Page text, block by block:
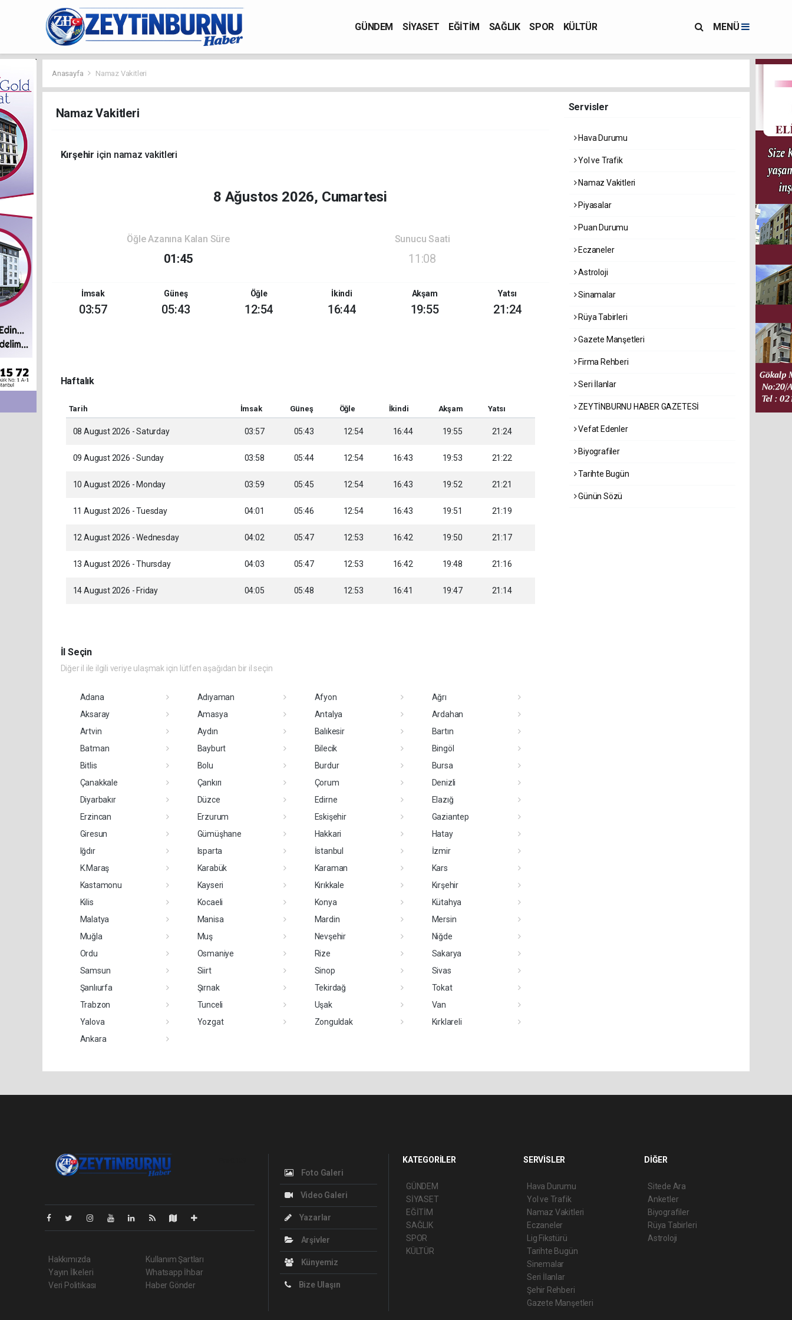
GÜNDEM SİYASET EĞİTİM SAĞLIK SPOR KÜLTÜR MENÜ
Anasayfa Namaz Vakitleri
Namaz Vakitleri
Kırşehir için namaz vakitleri
8 Ağustos 2026, Cumartesi
Öğle Azanına Kalan Süre
01:45
Sunucu Saati
11:08
İmsak
03:57
Güneş
05:43
Öğle
12:54
İkindi
16:44
Akşam
19:55
Yatsı
21:24
Haftalık
Tarih İmsak Güneş Öğle İkindi Akşam Yatsı
08 August 2026 - Saturday 03:57 05:43 12:54 16:44 19:55 21:24
09 August 2026 - Sunday 03:58 05:44 12:54 16:43 19:53 21:22
10 August 2026 - Monday 03:59 05:45 12:54 16:43 19:52 21:21
11 August 2026 - Tuesday 04:01 05:46 12:54 16:43 19:51 21:19
12 August 2026 - Wednesday 04:02 05:47 12:53 16:42 19:50 21:17
13 August 2026 - Thursday 04:03 05:47 12:53 16:42 19:48 21:16
14 August 2026 - Friday 04:05 05:48 12:53 16:41 19:47 21:14
İl Seçin
Diğer il ile ilgili veriye ulaşmak için lütfen aşağıdan bir il seçin
Adana Adıyaman Afyon
Ağrı
Aksaray
Amasya Antalya
Ardahan
Artvin
Aydın Balıkesir
Bartın
Batman
Bayburt Bilecik
Bingöl
Bitlis
Bolu Burdur
Bursa
Çanakkale
Çankırı Çorum
Denizli
Diyarbakır
Düzce Edirne
Elazığ
Erzincan
Erzurum Eskişehir
Gaziantep
Giresun
Gümüşhane Hakkari
Hatay
Iğdır
Isparta İstanbul
İzmir
K.Maraş
Karabük Karaman
Kars
Kastamonu
Kayseri Kırıkkale
Kırşehir
Kilis
Kocaeli Konya
Kütahya
Malatya
Manisa Mardin
Mersin
Muğla
Muş Nevşehir
Niğde
Ordu
Osmaniye Rize
Sakarya
Samsun
Siirt Sinop
Sivas
Şanlıurfa
Şırnak Tekirdağ
Tokat
Trabzon
Tunceli Uşak
Van
Yalova
Yozgat Zonguldak
Kırklareli
Ankara
Servisler
Hava Durumu
Yol ve Trafik
Namaz Vakitleri
Piyasalar
Puan Durumu
Eczaneler
Astroloji
Sinamalar
Rüya Tabirleri
Gazete Manşetleri
Firma Rehberi
Seri İlanlar
ZEYTİNBURNU HABER GAZETESİ
Vefat Edenler
Biyografiler
Tarihte Bugün
Günün Sözü
Hakkımızda
Yayın İlkeleri
Veri Politikası
Kullanım Şartları
Whatsapp İhbar
Haber Gönder
Foto Galeri
Video Galeri
Yazarlar
Arşivler
Künyemiz
Bize Ulaşın
KATEGORİLER
GÜNDEM
SİYASET
EĞİTİM
SAĞLIK
SPOR
KÜLTÜR
SERVİSLER
Hava Durumu
Yol ve Trafik
Namaz Vakitleri
Eczaneler
Lig Fikstürü
Tarihte Bugün
Sinemalar
Seri İlanlar
Şehir Rehberi
Gazete Manşetleri
DİĞER
Sitede Ara
Anketler
Biyografiler
Rüya Tabirleri
Astroloji